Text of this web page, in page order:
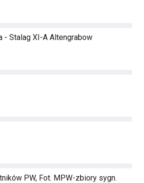
- Stalag XI-A Altengrabow
PW, Fot. MPW-zbiory sygn.